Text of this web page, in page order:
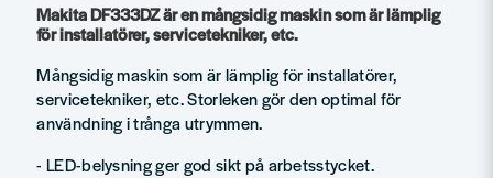
Makita DF333DZ är en mångsidig maskin som är lämplig
för installatörer, servicetekniker, etc.
Mångsidig maskin som är lämplig för installatörer,
servicetekniker, etc. Storleken gör den optimal för
användning i trånga utrymmen.
- LED-belysning ger god sikt på arbetsstycket.